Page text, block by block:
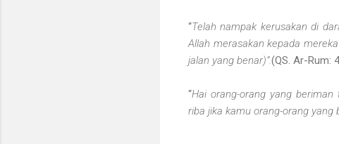
“Telah nampak kerusakan di
Allah merasakan kepada
jalan yang benar)”.(QS. Ar-Rum:
“Hai orang-orang yang
riba jika kamu orang-orang yang